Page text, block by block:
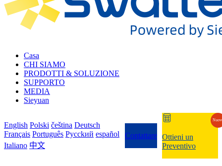
Casa
CHI SIAMO
PRODOTTI & SOLUZIONE
SUPPORTO
MEDIA
Sieyuan
English Polski čeština Deutsch
Français Português Pycckий español
Italiano 中文
Contattare Ottieni un
Preventivo